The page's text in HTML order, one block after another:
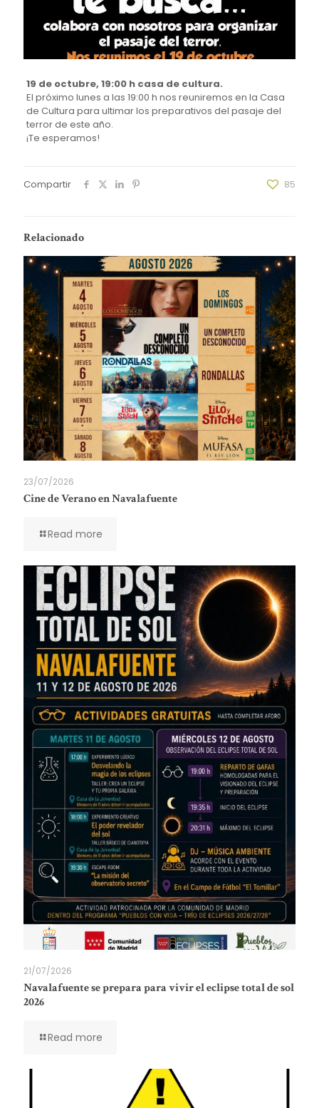
19 de octubre, 19:00 h casa de cultura.
El próximo lunes a las 19:00 h nos reuniremos en la Casa
de Cultura para ultimar los preparativos del pasaje del
terror de este año.
¡Te esperamos!
Compartir 85
Relacionado
23/07/2026
Cine de Verano en Navalafuente
Read more
21/07/2026
Navalafuente se prepara para vivir el eclipse total de sol
2026
Read more